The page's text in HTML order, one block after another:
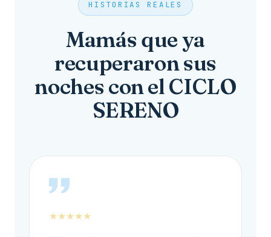
HISTORIAS REALES
Mamás que ya
recuperaron sus
noches con el CICLO
SERENO
★★★★★